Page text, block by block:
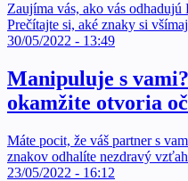
Zaujíma vás, ako vás
Prečítajte si, aké znaky si
30/05/2022 - 13:49
Manipuluje s
okamžite otvoria
Máte pocit, že váš partner s
znakov odhalíte nezdravý
23/05/2022 - 16:12